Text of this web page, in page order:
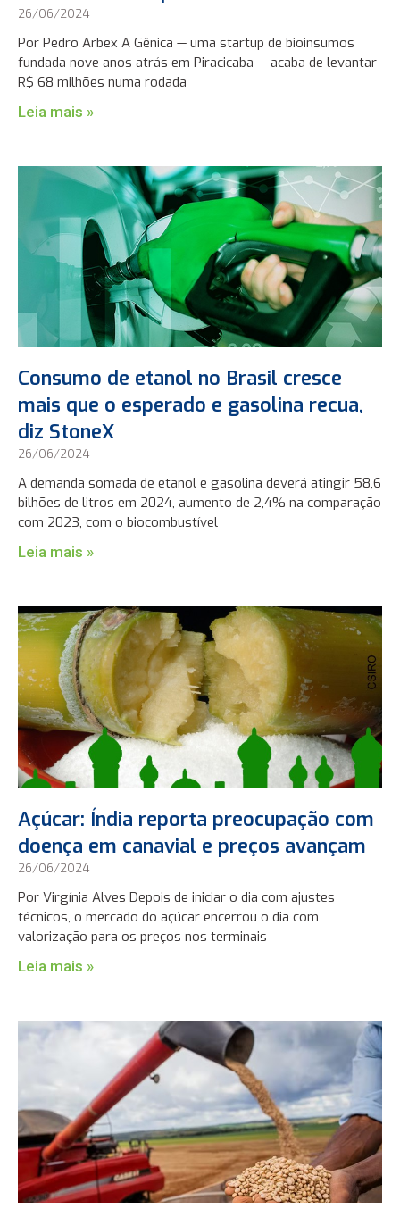
26/06/2024
Por Pedro Arbex A Gênica — uma startup de bioinsumos
fundada nove anos atrás em Piracicaba — acaba de levantar
R$ 68 milhões numa rodada
Leia mais »
Consumo de etanol no Brasil cresce
mais que o esperado e gasolina recua,
diz StoneX
26/06/2024
A demanda somada de etanol e gasolina deverá atingir 58,6
bilhões de litros em 2024, aumento de 2,4% na comparação
com 2023, com o biocombustível
Leia mais »
Açúcar: Índia reporta preocupação com
doença em canavial e preços avançam
26/06/2024
Por Virgínia Alves Depois de iniciar o dia com ajustes
técnicos, o mercado do açúcar encerrou o dia com
valorização para os preços nos terminais
Leia mais »